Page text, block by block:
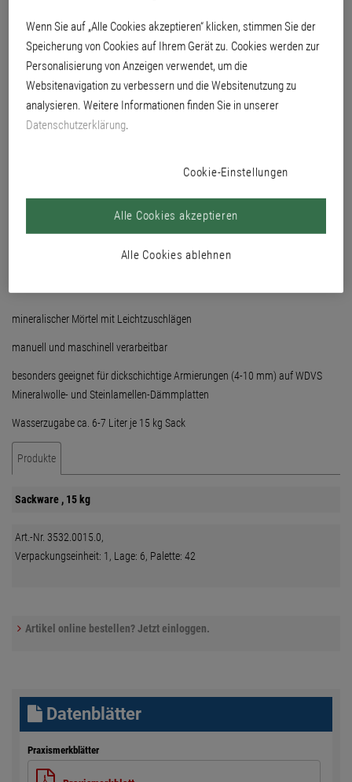
Steinlamellen-Dämmplatten im Brillux WDV-System.
mineralischer Mörtel mit Leichtzuschlägen
manuell und maschinell verarbeitbar
besonders geeignet für dickschichtige Armierungen (4-10 mm) auf WDVS
Mineralwolle- und Steinlamellen-Dämmplatten
Wasserzugabe ca. 6-7 Liter je 15 kg Sack
Produkte
Sackware , 15 kg
Art.-Nr. 3532.0015.0,
Verpackungseinheit: 1, Lage: 6, Palette: 42
Artikel online bestellen? Jetzt einloggen.
Datenblätter
Praxismerkblätter
Wenn Sie auf „Alle Cookies akzeptieren“ klicken, stimmen Sie der
Speicherung von Cookies auf Ihrem Gerät zu. Cookies werden zur
Personalisierung von Anzeigen verwendet, um die
Websitenavigation zu verbessern und die Websitenutzung zu
analysieren. Weitere Informationen finden Sie in unserer
Datenschutzerklärung.
Cookie-Einstellungen
Alle Cookies ablehnen
Alle Cookies akzeptieren